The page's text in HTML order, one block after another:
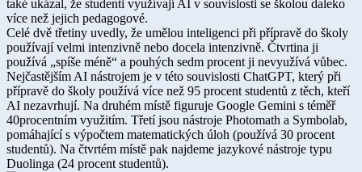
také ukázal, že studenti využívají AI v souvislosti se školou daleko
více než jejich pedagogové.
Celé dvě třetiny uvedly, že umělou inteligenci při přípravě do školy
používají velmi intenzivně nebo docela intenzivně. Čtvrtina ji
používá „spíše méně“ a pouhých sedm procent ji nevyužívá vůbec.
Nejčastějším AI nástrojem je v této souvislosti ChatGPT, který při
přípravě do školy používá více než 95 procent studentů z těch, kteří
AI nezavrhují. Na druhém místě figuruje Google Gemini s téměř
40procentním využitím. Třetí jsou nástroje Photomath a Symbolab,
pomáhající s výpočtem matematických úloh (používá 30 procent
studentů). Na čtvrtém místě pak najdeme jazykové nástroje typu
Duolinga (24 procent studentů).